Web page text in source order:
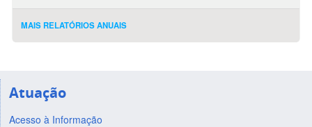
MAIS RELATÓRIOS ANUAIS
Atuação
Acesso à Informação